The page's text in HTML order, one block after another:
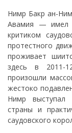
Нимр Бакр ан-
Авамия — имел
критиком
протестного
проживает
здесь в 2011-
произошли
жестоко
Нимр выступал
страны и
саудовского